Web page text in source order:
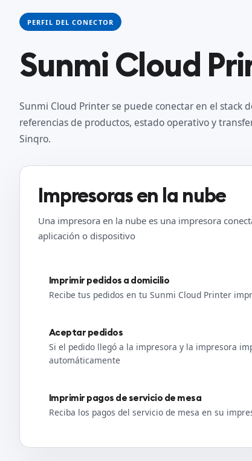
PERFIL DEL CONECTOR
Sunmi Cloud
Sunmi Cloud Printer se puede conectar en el stack
referencias de productos, estado operativo y
Sinqro.
Impresoras en la nube
Una impresora en la nube es una impresora
aplicación o dispositivo
Imprimir pedidos a domicilio
Recibe tus pedidos en tu Sunmi Cloud Printer
Aceptar pedidos
Si el pedido llegó a la impresora y la impresora
automáticamente
Imprimir pagos de servicio de mesa
Reciba los pagos del servicio de mesa en su